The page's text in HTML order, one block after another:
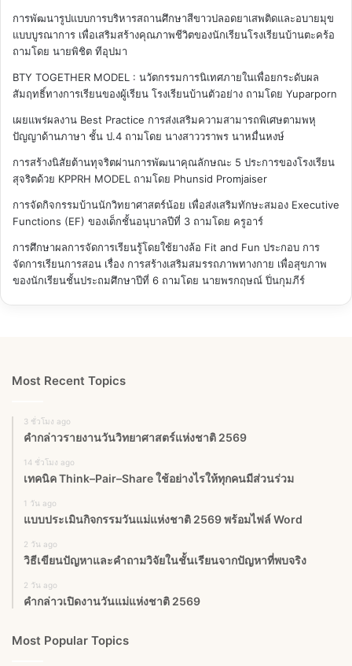
การพัฒนารูปแบบการบริหารสถานศึกษาสีขาวปลอดยาเสพติดและอบายมุข
แบบบูรณาการ เพื่อเสริมสร้างคุณภาพชีวิตของนักเรียนโรงเรียนบ้านตะคร้อ
ถามโดย นายพิชิต ทีอุปมา
BTY TOGETHER MODEL : นวัตกรรมการนิเทศภายในเพื่อยกระดับผล
สัมฤทธิ์ทางการเรียนของผู้เรียน โรงเรียนบ้านตัวอย่าง ถามโดย Yuparporn
เผยแพร่ผลงาน Best Practice การส่งเสริมความสามารถพิเศษตามพหุ
ปัญญาด้านภาษา ชั้น ป.4 ถามโดย นางสาววราพร นาหมื่นหงษ์
การสร้างนิสัยต้านทุจริตผ่านการพัฒนาคุณลักษณะ 5 ประการของโรงเรียน
สุจริตด้วย KPPRH MODEL ถามโดย Phunsid Promjaiser
การจัดกิจกรรมบ้านนักวิทยาศาสตร์น้อย เพื่อส่งเสริมทักษะสมอง Executive
Functions (EF) ของเด็กชั้นอนุบาลปีที่ 3 ถามโดย ครูอาร์
การศึกษาผลการจัดการเรียนรู้โดยใช้ยางล้อ Fit and Fun ประกอบ การ
จัดการเรียนการสอน เรื่อง การสร้างเสริมสมรรถภาพทางกาย เพื่อสุขภาพ
ของนักเรียนชั้นประถมศึกษาปีที่ 6 ถามโดย นายพรกฤษณ์ ปิ่นกุมภีร์
Most Recent Topics
3 ชั่วโมง ago
คำกล่าวรายงานวันวิทยาศาสตร์แห่งชาติ 2569
14 ชั่วโมง ago
เทคนิค Think–Pair–Share ใช้อย่างไรให้ทุกคนมีส่วนร่วม
1 วัน ago
แบบประเมินกิจกรรมวันแม่แห่งชาติ 2569 พร้อมไฟล์ Word
2 วัน ago
วิธีเขียนปัญหาและคำถามวิจัยในชั้นเรียนจากปัญหาที่พบจริง
2 วัน ago
คำกล่าวเปิดงานวันแม่แห่งชาติ 2569
Most Popular Topics